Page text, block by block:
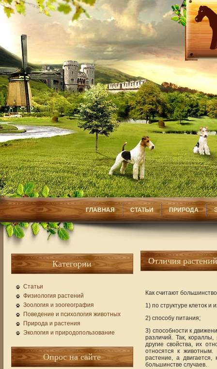
ГЛАВНАЯ СТАТЬИ ПРИРОДА
Категории
Статьи
Физиология растений
Зоология и зоогеография
Поведение и психология животных
Природа и растения
Экология и природопользование
Опрос на сайте
Отличия
Как считают
1) по структуре клеток и
2) способу питания;
3) способности к
различий. Так,
другие свойства, их
относятся к
растение, а
большинстве случаев.